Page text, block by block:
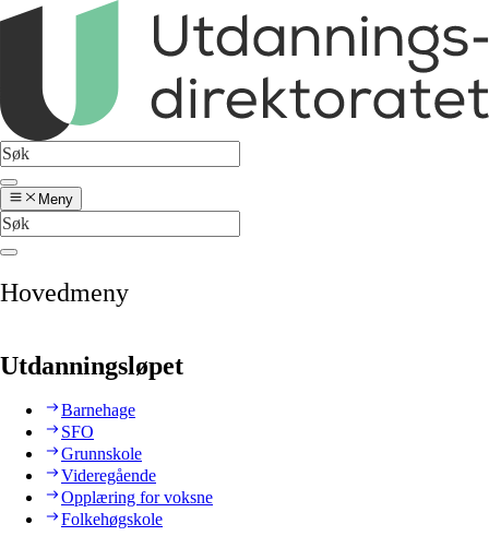
Meny
Hovedmeny
Utdanningsløpet
Barnehage
SFO
Grunnskole
Videregående
Opplæring for voksne
Folkehøgskole